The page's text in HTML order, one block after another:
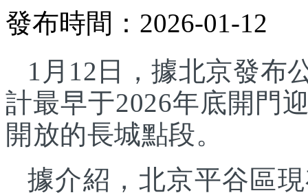
發布時間：2026-01-12
1月12日，據北京發布
計最早于2026年底開門
開放的長城點段。
據介紹，北京平谷區